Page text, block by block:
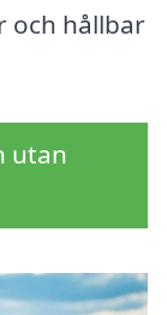
och hållbar
utan